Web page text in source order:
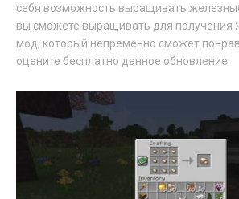
себя возможность выращивать
вы сможете выращивать для получения
мод, который непременно сможет
оцените бесплатно данное обновление.